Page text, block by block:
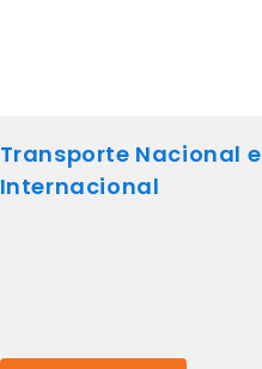
Transporte Nacional e
Internacional